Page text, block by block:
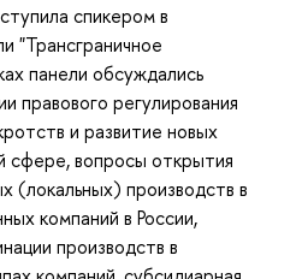
спикером в
"Трансграничное
панели обсуждались
правового регулирования
и развитие новых
сфере, вопросы открытия
(локальных) производств в
компаний в России,
производств в